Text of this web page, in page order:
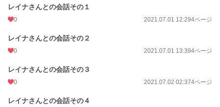
レイナさんとの会話その１
0 2021.07.01 12:294ページ
レイナさんとの会話その２
0 2021.07.01 13:394ページ
レイナさんとの会話その３
0 2021.07.02 02:374ページ
レイナさんとの会話その４